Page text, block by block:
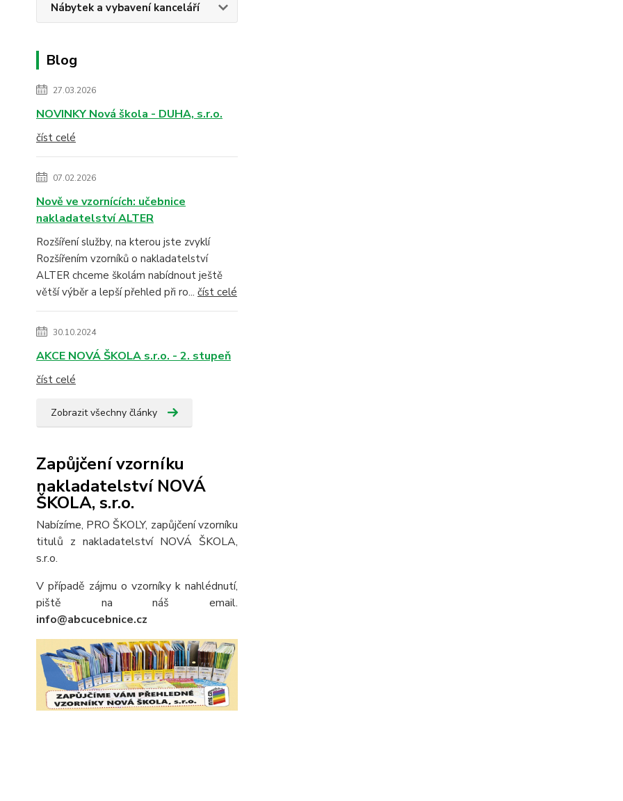
Nábytek a vybavení kanceláří
Blog
27.03.2026
NOVINKY Nová škola - DUHA, s.r.o.
číst celé
07.02.2026
Nově ve vzornících: učebnice
nakladatelství ALTER
Rozšíření služby, na kterou jste zvyklí
Rozšířením vzorníků o nakladatelství
ALTER chceme školám nabídnout ještě
větší výběr a lepší přehled při ro... číst celé
30.10.2024
AKCE NOVÁ ŠKOLA s.r.o. - 2. stupeň
číst celé
Zobrazit všechny články
Zapůjčení vzorníku
nakladatelství NOVÁ
ŠKOLA, s.r.o.
Nabízíme, PRO ŠKOLY, zapůjčení vzorníku
titulů z nakladatelství NOVÁ ŠKOLA,
s.r.o.
V případě zájmu o vzorníky k nahlédnutí,
piště na náš email.
info@abcucebnice.cz